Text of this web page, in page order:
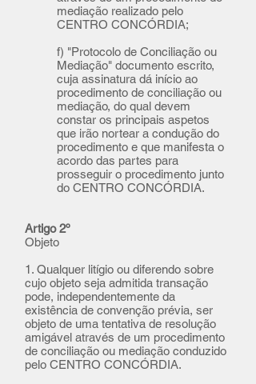
mediação realizado pelo
CENTRO CONCÓRDIA;
f) "Protocolo de Conciliação ou
Mediação" documento escrito,
cuja assinatura dá início ao
procedimento de conciliação ou
mediação, do qual devem
constar os principais aspetos
que irão nortear a condução do
procedimento e que manifesta o
acordo das partes para
prosseguir o procedimento junto
do CENTRO CONCÓRDIA.
Artigo 2º
Objeto
1. Qualquer litígio ou diferendo sobre
cujo objeto seja admitida transação
pode, independentemente da
existência de convenção prévia, ser
objeto de uma tentativa de resolução
amigável através de um procedimento
de conciliação ou mediação conduzido
pelo CENTRO CONCÓRDIA.